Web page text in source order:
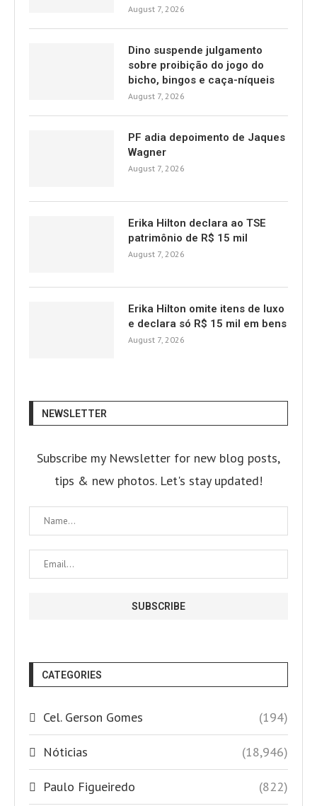
August 7, 2026
Dino suspende julgamento
sobre proibição do jogo do
bicho, bingos e caça-níqueis
August 7, 2026
PF adia depoimento de Jaques
Wagner
August 7, 2026
Erika Hilton declara ao TSE
patrimônio de R$ 15 mil
August 7, 2026
Erika Hilton omite itens de luxo
e declara só R$ 15 mil em bens
August 7, 2026
NEWSLETTER
Subscribe my Newsletter for new blog posts,
tips & new photos. Let's stay updated!
CATEGORIES
Cel. Gerson Gomes (194)
Nóticias (18,946)
Paulo Figueiredo (822)